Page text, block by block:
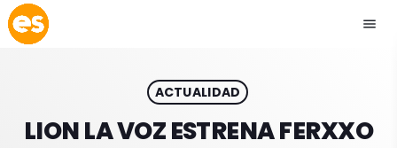
menu
play_arrow EMISIÓN LA PAZ
ACTUALIDAD
LION LA VOZ ESTRENA FERXXO